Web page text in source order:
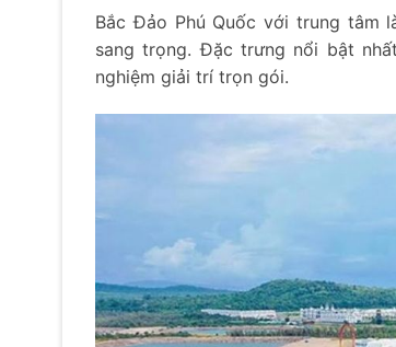
Bắc Đảo Phú Quốc với trung tâm
sang trọng. Đặc trưng nổi bật
nghiệm giải trí trọn gói.